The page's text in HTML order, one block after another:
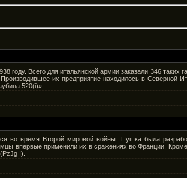
Всего для итальянской армии заказали 346 таких
их предприятие находилось в Северной
520(i)».
во время Второй мировой войны. Пушка была
впервые применили их в сражениях во Франции.
I).